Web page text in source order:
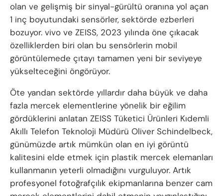
olan ve gelişmiş bir sinyal-gürültü oranına yol açan
1 inç boyutundaki sensörler, sektörde ezberleri
bozuyor. vivo ve ZEISS, 2023 yılında öne çıkacak
özelliklerden biri olan bu sensörlerin mobil
görüntülemede çıtayı tamamen yeni bir seviyeye
yükselteceğini öngörüyor.
Öte yandan sektörde yıllardır daha büyük ve daha
fazla mercek elementlerine yönelik bir eğilim
gördüklerini anlatan ZEISS Tüketici Ürünleri Kıdemli
Akıllı Telefon Teknoloji Müdürü Oliver Schindelbeck,
günümüzde artık mümkün olan en iyi görüntü
kalitesini elde etmek için plastik mercek elemanları
kullanmanın yeterli olmadığını vurguluyor. Artık
profesyonel fotoğrafçılık ekipmanlarına benzer cam